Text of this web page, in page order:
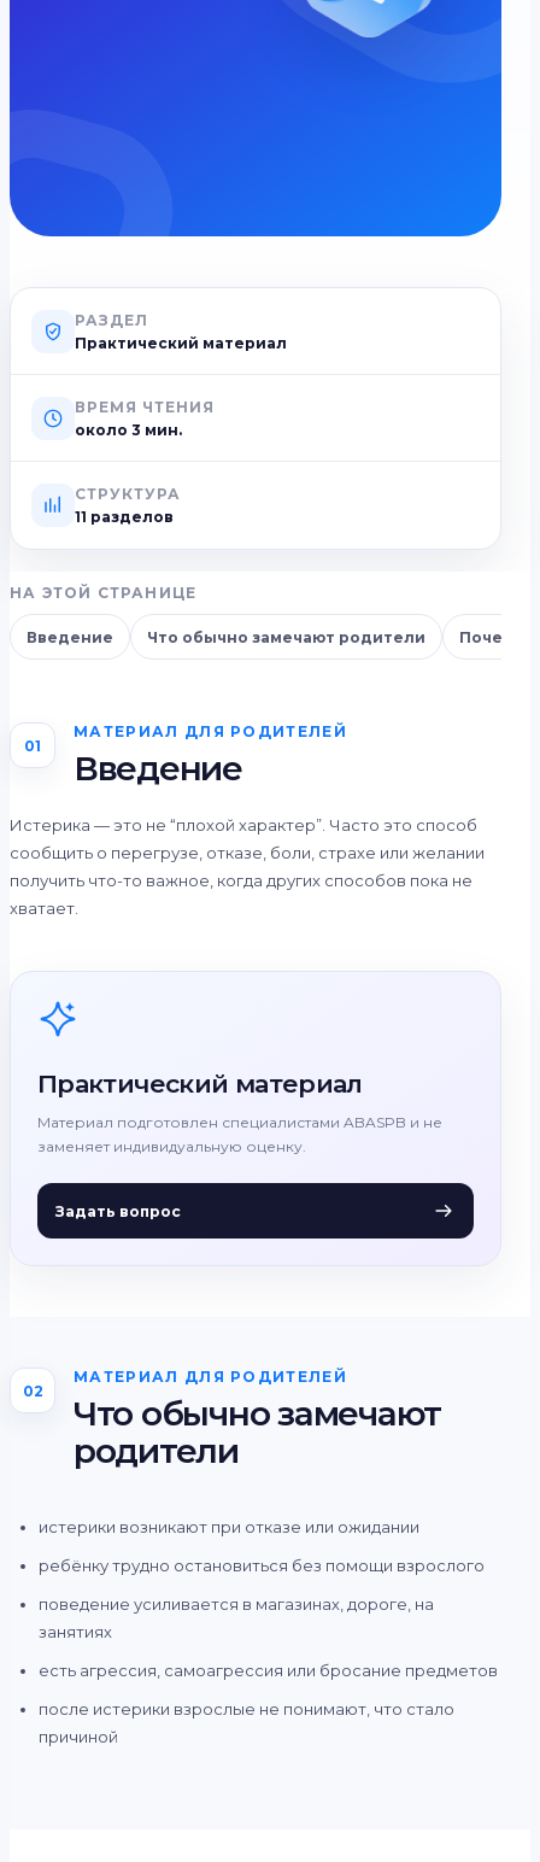
РАЗДЕЛ
Практический материал
ВРЕМЯ ЧТЕНИЯ
около 3 мин.
СТРУКТУРА
11 разделов
НА ЭТОЙ СТРАНИЦЕ
Введение Что обычно замечают родители Почему
01
МАТЕРИАЛ ДЛЯ РОДИТЕЛЕЙ
Введение
Истерика — это не “плохой характер”. Часто это способ
сообщить о перегрузе, отказе, боли, страхе или желании
получить что-то важное, когда других способов пока не
хватает.
Практический материал
Материал подготовлен специалистами ABASPB и не
заменяет индивидуальную оценку.
Задать вопрос
02
МАТЕРИАЛ ДЛЯ РОДИТЕЛЕЙ
Что обычно замечают
родители
истерики возникают при отказе или ожидании
ребёнку трудно остановиться без помощи взрослого
поведение усиливается в магазинах, дороге, на
занятиях
есть агрессия, самоагрессия или бросание предметов
после истерики взрослые не понимают, что стало
причиной